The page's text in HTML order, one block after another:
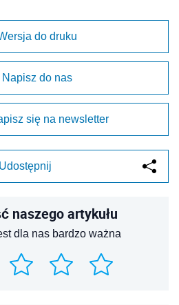
do druku
Napisz do nas
się na newsletter
Udostępnij
naszego artykułu
dla nas bardzo ważna